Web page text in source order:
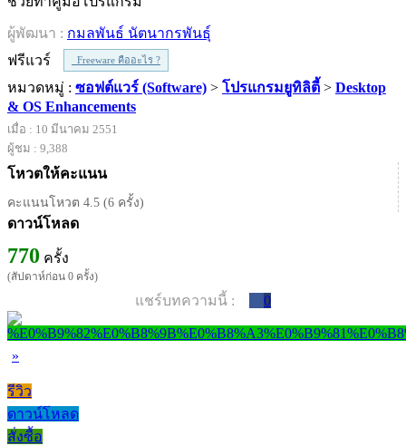
ผู้พัฒนา : กมลพันธ์ นัตนากรพันธุ์
ฟรีแวร์
Freeware คืออะไร ?
หมวดหมู่ : ซอฟต์แวร์ (Software) > โปรแกรมยูทิลิตี้ > Desktop
& OS Enhancements
เมื่อ : 10 มีนาคม 2551
ผู้ชม : 9,388
โหวตให้คะแนน
คะแนนโหวต 4.5 (6 ครั้ง)
ดาวน์โหลด
770 ครั้ง
(สัปดาห์ก่อน 0 ครั้ง)
แชร์บทความนี้ : 0
»
รีวิว
ดาวน์โหลด
สั่งซื้อ